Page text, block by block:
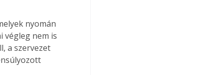
nyomán
végleg nem is
a szervezet